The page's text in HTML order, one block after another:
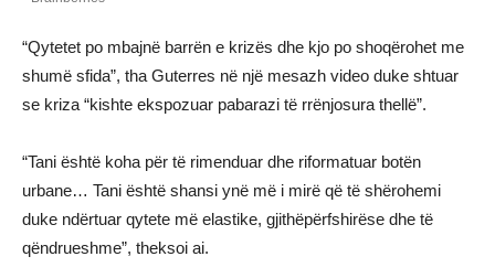
“Qytetet po mbajnë barrën e krizës dhe kjo po shoqërohet me
shumë sfida”, tha Guterres në një mesazh video duke shtuar
se kriza “kishte ekspozuar pabarazi të rrënjosura thellë”.
“Tani është koha për të rimenduar dhe riformatuar botën
urbane… Tani është shansi ynë më i mirë që të shërohemi
duke ndërtuar qytete më elastike, gjithëpërfshirëse dhe të
qëndrueshme”, theksoi ai.